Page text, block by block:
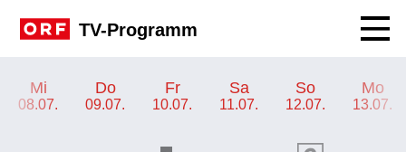
TV-Programm
Mi
08.07.
Do
09.07.
Fr
10.07.
Sa
11.07.
So
12.07.
Mo
13.07.
ORF 2 Programm